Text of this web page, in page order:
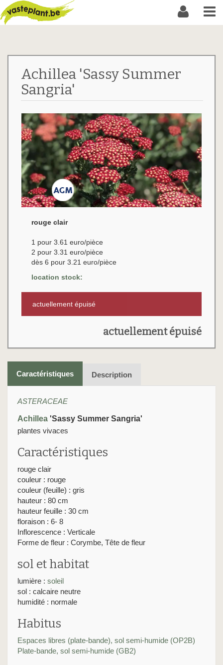
Achillea 'Sassy Summer
Sangria'
rouge clair
1 pour 3.61 euro/pièce
2 pour 3.31 euro/pièce
dès 6 pour 3.21 euro/pièce
location stock:
actuellement épuisé
actuellement épuisé
Caractéristiques Description
ASTERACEAE
Achillea 'Sassy Summer Sangria'
plantes vivaces
Caractéristiques
rouge clair
couleur : rouge
couleur (feuille) : gris
hauteur : 80 cm
hauteur feuille : 30 cm
floraison : 6- 8
Inflorescence : Verticale
Forme de fleur : Corymbe, Tête de fleur
sol et habitat
lumière : soleil
sol : calcaire neutre
humidité : normale
Habitus
Espaces libres (plate-bande), sol semi-humide (OP2B)
Plate-bande, sol semi-humide (GB2)